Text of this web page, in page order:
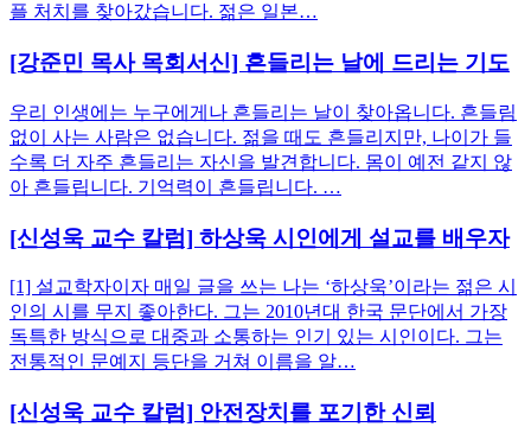
플 처치를 찾아갔습니다. 젊은 일본…
[강준민 목사 목회서신] 흔들리는 날에 드리는 기도
우리 인생에는 누구에게나 흔들리는 날이 찾아옵니다. 흔들림
없이 사는 사람은 없습니다. 젊을 때도 흔들리지만, 나이가 들
수록 더 자주 흔들리는 자신을 발견합니다. 몸이 예전 같지 않
아 흔들립니다. 기억력이 흔들립니다. …
[신성욱 교수 칼럼] 하상욱 시인에게 설교를 배우자
[1] 설교학자이자 매일 글을 쓰는 나는 ‘하상욱’이라는 젊은 시
인의 시를 무지 좋아한다. 그는 2010년대 한국 문단에서 가장
독특한 방식으로 대중과 소통하는 인기 있는 시인이다. 그는
전통적인 문예지 등단을 거쳐 이름을 알…
[신성욱 교수 칼럼] 안전장치를 포기한 신뢰